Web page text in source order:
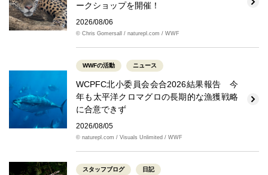
ークショップを開催！
2026/08/06
© Chris Gomersall / naturepl.com / WWF
WWFの活動 ニュース
WCPFC北小委員会会合2026結果報告 今
年も太平洋クロマグロの長期的な漁獲戦略
に合意できず
2026/08/05
© naturepl.com / Visuals Unlimited / WWF
スタッフブログ 日記